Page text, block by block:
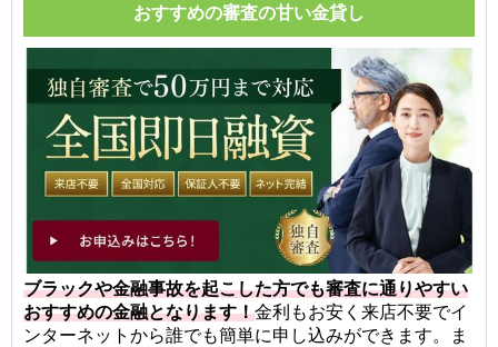
おすすめの審査の甘い金貸し
ブラックや金融事故を起こした方でも審査に通りやすい
おすすめの金融となります！金利もお安く来店不要でイ
ンターネットから誰でも簡単に申し込みができます。ま